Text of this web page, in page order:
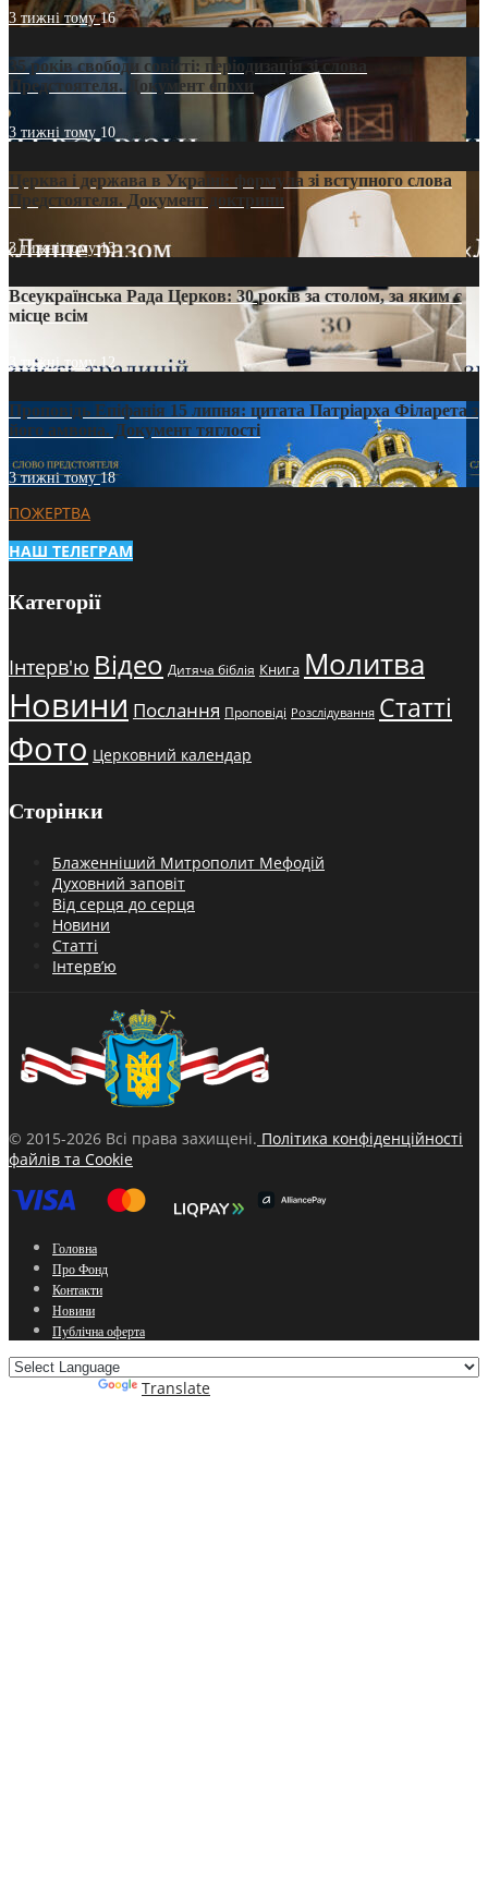
3 тижні тому16
35 років свободи совісті: періодизація зі слова
Предстоятеля. Документ епохи
3 тижні тому 10
Церква і держава в Україні: формула зі вступного слова
Предстоятеля. Документ доктрини
3 тижні тому13
Всеукраїнська Рада Церков: 30 років за столом, за яким є
місце всім
3 тижні тому12
Проповідь Епіфанія 15 липня: цитата Патріарха Філарета з
його амвона. Документ тяглості
3 тижні тому18
ПОЖЕРТВА
НАШ ТЕЛЕГРАМ
Категорії
Інтерв'ю Відео Дитяча біблія Книга Молитва
Новини Послання Проповіді Розслідування Статті
Фото Церковний календар
Сторінки
Блаженніший Митрополит Мефодій
Духовний заповіт
Від серця до серця
Новини
Статті
Інтерв’ю
© 2015-2026 Всі права захищені. Політика конфіденційності
файлів та Cookie
Головна
Про Фонд
Контакти
Новини
Публічна оферта
Translate